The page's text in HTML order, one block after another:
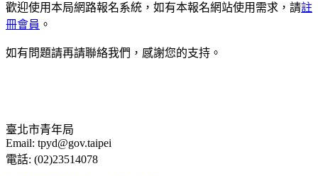
歡迎使用本局網路報名系統，如有本報名網站使用需求，請註
冊會員 。
如有問題請再請聯絡我們，感謝您的支持。
臺北市青年局
Email: tpyd@gov.taipei
電話: (02)23514078